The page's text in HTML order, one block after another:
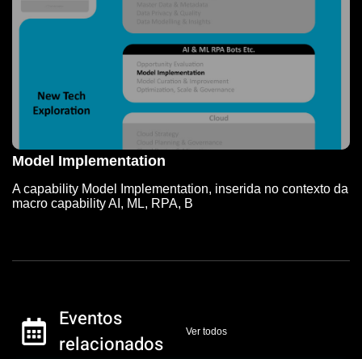
Model Implementation
A capability Model Implementation, inserida no contexto da
macro capability AI, ML, RPA, B
Eventos
relacionados
Ver todos